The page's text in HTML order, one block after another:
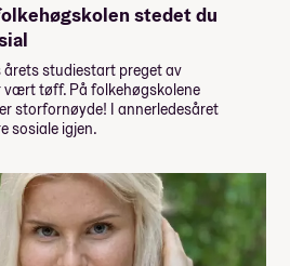
stedet du
studiestart preget av
tøff. På folkehøgskolene
storfornøyde! I annerledesåret
sosiale igjen.